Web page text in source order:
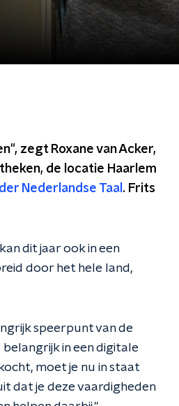
zegt Roxane van Acker,
de locatie Haarlem
Nederlandse Taal . Frits
dit jaar ook in een
door het hele land,
speerpunt van de
in een digitale
moet je nu in staat
dat je deze vaardigheden